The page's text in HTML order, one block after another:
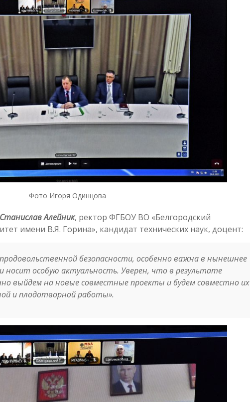
Фото Игоря Одинцова
Станислав Алейник, ректор ФГБОУ ВО «Белгородский
имени В.Я. Горина», кандидат технических наук, доцент:
безопасности, особенно важна в нынешнее
носит особую актуальность. Уверен, что в результате
выйдем на новые совместные проекты и будем совместно их
и плодотворной работы».